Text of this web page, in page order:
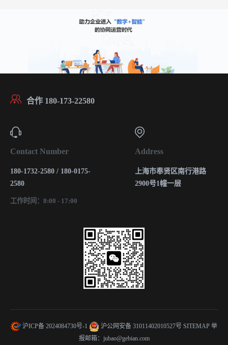
合作 180-173-22580
Contact Number
180-1732-2580 / 180-0175-
2580
工作时间：8:00 - 17:00
Address
上海市奉贤区南行港路
2900号1幢一层
沪ICP备 2024084730号-1 沪公网安备 31011402010527号 SITEMAP 举
报邮箱：jubao@gebian.com